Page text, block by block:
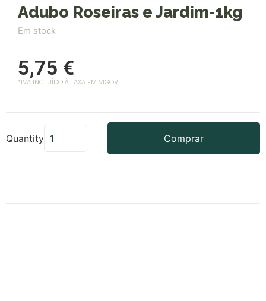
Adubo Roseiras e Jardim-1kg
Em stock
5,75 €
*IVA INCLUÍDO À TAXA EM VIGOR
Quantity Comprar